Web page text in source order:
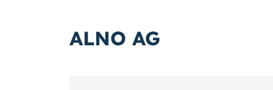
ALNO AG